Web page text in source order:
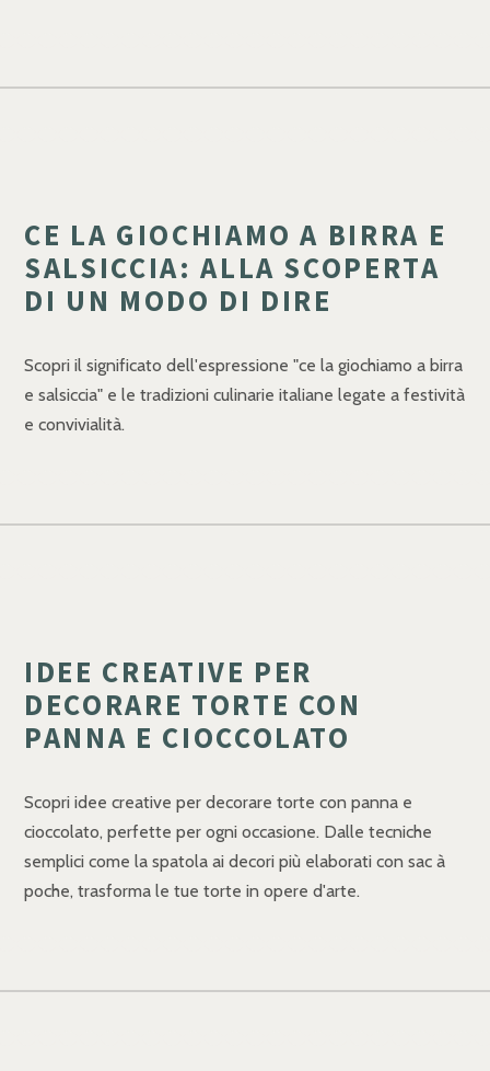
CE LA GIOCHIAMO A BIRRA E
SALSICCIA: ALLA SCOPERTA
DI UN MODO DI DIRE
Scopri il significato dell'espressione "ce la giochiamo a birra
e salsiccia" e le tradizioni culinarie italiane legate a festività
e convivialità.
IDEE CREATIVE PER
DECORARE TORTE CON
PANNA E CIOCCOLATO
Scopri idee creative per decorare torte con panna e
cioccolato, perfette per ogni occasione. Dalle tecniche
semplici come la spatola ai decori più elaborati con sac à
poche, trasforma le tue torte in opere d'arte.